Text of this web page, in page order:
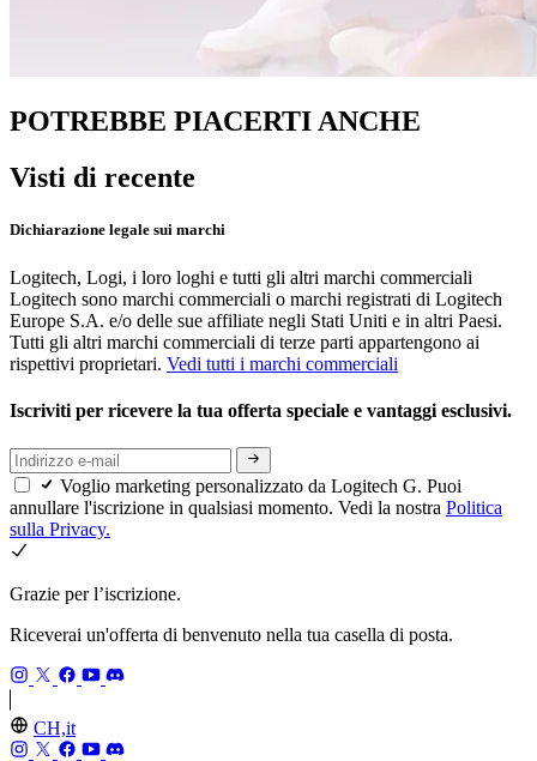
POTREBBE PIACERTI ANCHE
Visti di recente
Dichiarazione legale sui marchi
Logitech, Logi, i loro loghi e tutti gli altri marchi commerciali
Logitech sono marchi commerciali o marchi registrati di Logitech
Europe S.A. e/o delle sue affiliate negli Stati Uniti e in altri Paesi.
Tutti gli altri marchi commerciali di terze parti appartengono ai
rispettivi proprietari. Vedi tutti i marchi commerciali
Iscriviti per ricevere la tua offerta speciale e vantaggi esclusivi.
Voglio marketing personalizzato da Logitech G. Puoi
annullare l'iscrizione in qualsiasi momento. Vedi la nostra Politica
sulla Privacy.
Grazie per l’iscrizione.
Riceverai un'offerta di benvenuto nella tua casella di posta.
CH,it